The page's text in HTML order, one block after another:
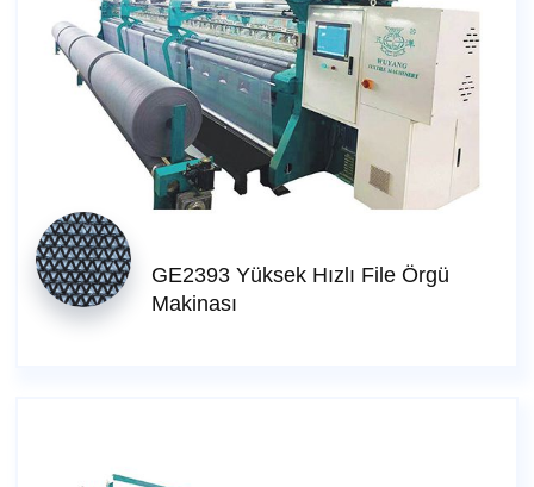
GE2393 Yüksek Hızlı File Örgü
Makinası